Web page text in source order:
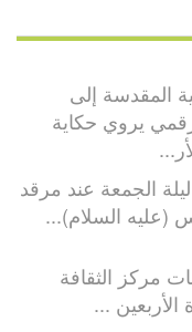
المقدسة إلى
يروي حكاية
الجمعة عند مرقد
(عليه السلام)...
مركز الثقافة
الأربعين ...